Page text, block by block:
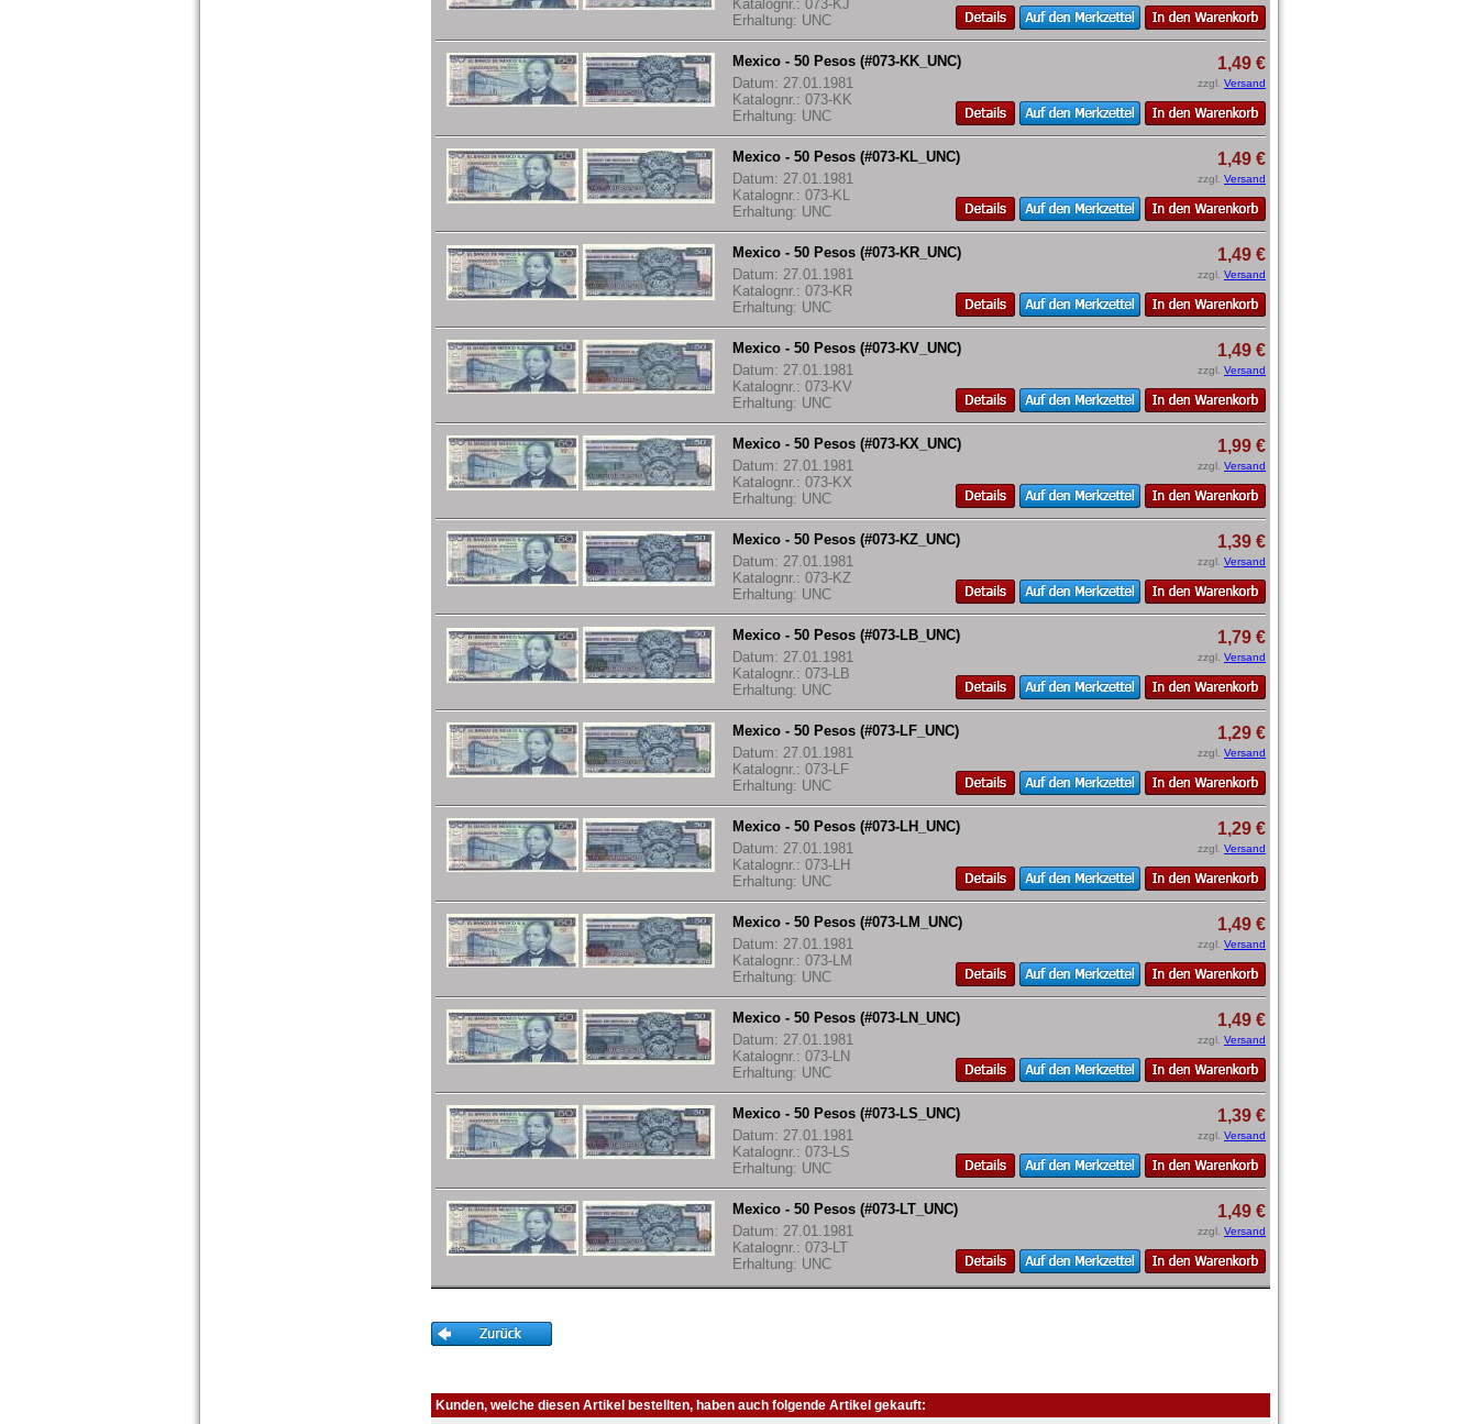
Katalognr.: 073-KJ
Erhaltung: UNC
Mexico - 50 Pesos (#073-KK_UNC)
Datum: 27.01.1981
Katalognr.: 073-KK
Erhaltung: UNC
1,49 €
zzgl. Versand
Mexico - 50 Pesos (#073-KL_UNC)
Datum: 27.01.1981
Katalognr.: 073-KL
Erhaltung: UNC
1,49 €
zzgl. Versand
Mexico - 50 Pesos (#073-KR_UNC)
Datum: 27.01.1981
Katalognr.: 073-KR
Erhaltung: UNC
1,49 €
zzgl. Versand
Mexico - 50 Pesos (#073-KV_UNC)
Datum: 27.01.1981
Katalognr.: 073-KV
Erhaltung: UNC
1,49 €
zzgl. Versand
Mexico - 50 Pesos (#073-KX_UNC)
Datum: 27.01.1981
Katalognr.: 073-KX
Erhaltung: UNC
1,99 €
zzgl. Versand
Mexico - 50 Pesos (#073-KZ_UNC)
Datum: 27.01.1981
Katalognr.: 073-KZ
Erhaltung: UNC
1,39 €
zzgl. Versand
Mexico - 50 Pesos (#073-LB_UNC)
Datum: 27.01.1981
Katalognr.: 073-LB
Erhaltung: UNC
1,79 €
zzgl. Versand
Mexico - 50 Pesos (#073-LF_UNC)
Datum: 27.01.1981
Katalognr.: 073-LF
Erhaltung: UNC
1,29 €
zzgl. Versand
Mexico - 50 Pesos (#073-LH_UNC)
Datum: 27.01.1981
Katalognr.: 073-LH
Erhaltung: UNC
1,29 €
zzgl. Versand
Mexico - 50 Pesos (#073-LM_UNC)
Datum: 27.01.1981
Katalognr.: 073-LM
Erhaltung: UNC
1,49 €
zzgl. Versand
Mexico - 50 Pesos (#073-LN_UNC)
Datum: 27.01.1981
Katalognr.: 073-LN
Erhaltung: UNC
1,49 €
zzgl. Versand
Mexico - 50 Pesos (#073-LS_UNC)
Datum: 27.01.1981
Katalognr.: 073-LS
Erhaltung: UNC
1,39 €
zzgl. Versand
Mexico - 50 Pesos (#073-LT_UNC)
Datum: 27.01.1981
Katalognr.: 073-LT
Erhaltung: UNC
1,49 €
zzgl. Versand
Kunden, welche diesen Artikel bestellten, haben auch folgende Artikel gekauft: